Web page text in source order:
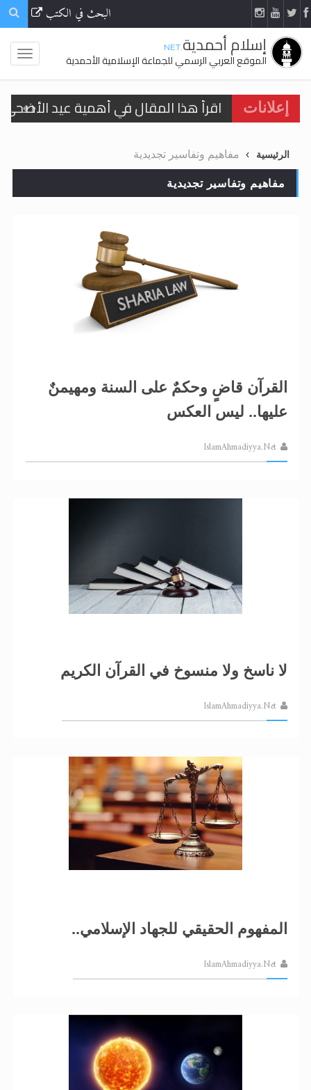
البحث في الكتب
إسلام أحمدية.NET
الموقع العربي الرسمي للجماعة الإسلامية الأحمدية
إعلانات
اقرأ هذا المقال في أهمية عيد
تعميم هامّ لأفراد الجماعة >> المزيد
تعميم هامّ لأفراد الجماعة >> المزيد
اقرأ هذا الكتاب وتعرّف على حقيقة
الرئيسية مفاهيم وتفاسير تجديدية
مفاهيم وتفاسير تجديدية
القرآن قاضٍ وحكمٌ على السنة ومهيمنٌ
عليها.. ليس العكس
IslamAhmadiyya.Net
لا ناسخ ولا منسوخ في القرآن الكريم
IslamAhmadiyya.Net
المفهوم الحقيقي للجهاد الإسلامي..
IslamAhmadiyya.Net